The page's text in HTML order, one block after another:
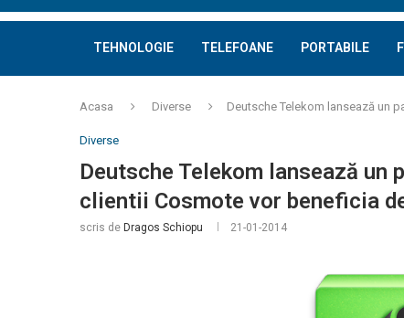
TEHNOLOGIE TELEFOANE PORTABILE
Acasa Diverse Deutsche Telekom lansează un
Diverse
Deutsche Telekom lansează
clientii Cosmote vor beneficia
scris de Dragos Schiopu 21-01-2014